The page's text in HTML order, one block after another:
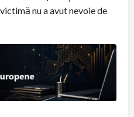
nu a avut nevoie de